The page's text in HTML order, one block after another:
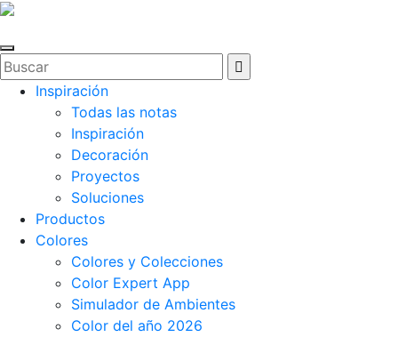
Inspiración
Todas las notas
Inspiración
Decoración
Proyectos
Soluciones
Productos
Colores
Colores y Colecciones
Color Expert App
Simulador de Ambientes
Color del año 2026